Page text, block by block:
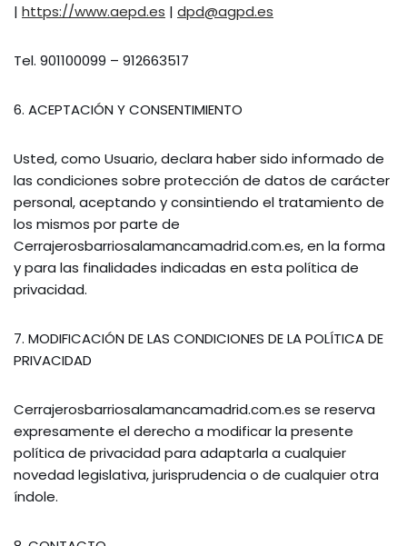
| https://www.aepd.es | dpd@agpd.es
Tel. 901100099 – 912663517
6. ACEPTACIÓN Y CONSENTIMIENTO
Usted, como Usuario, declara haber sido informado de
las condiciones sobre protección de datos de carácter
personal, aceptando y consintiendo el tratamiento de
los mismos por parte de
Cerrajerosbarriosalamancamadrid.com.es, en la forma
y para las finalidades indicadas en esta política de
privacidad.
7. MODIFICACIÓN DE LAS CONDICIONES DE LA POLÍTICA DE
PRIVACIDAD
Cerrajerosbarriosalamancamadrid.com.es se reserva
expresamente el derecho a modificar la presente
política de privacidad para adaptarla a cualquier
novedad legislativa, jurisprudencia o de cualquier otra
índole.